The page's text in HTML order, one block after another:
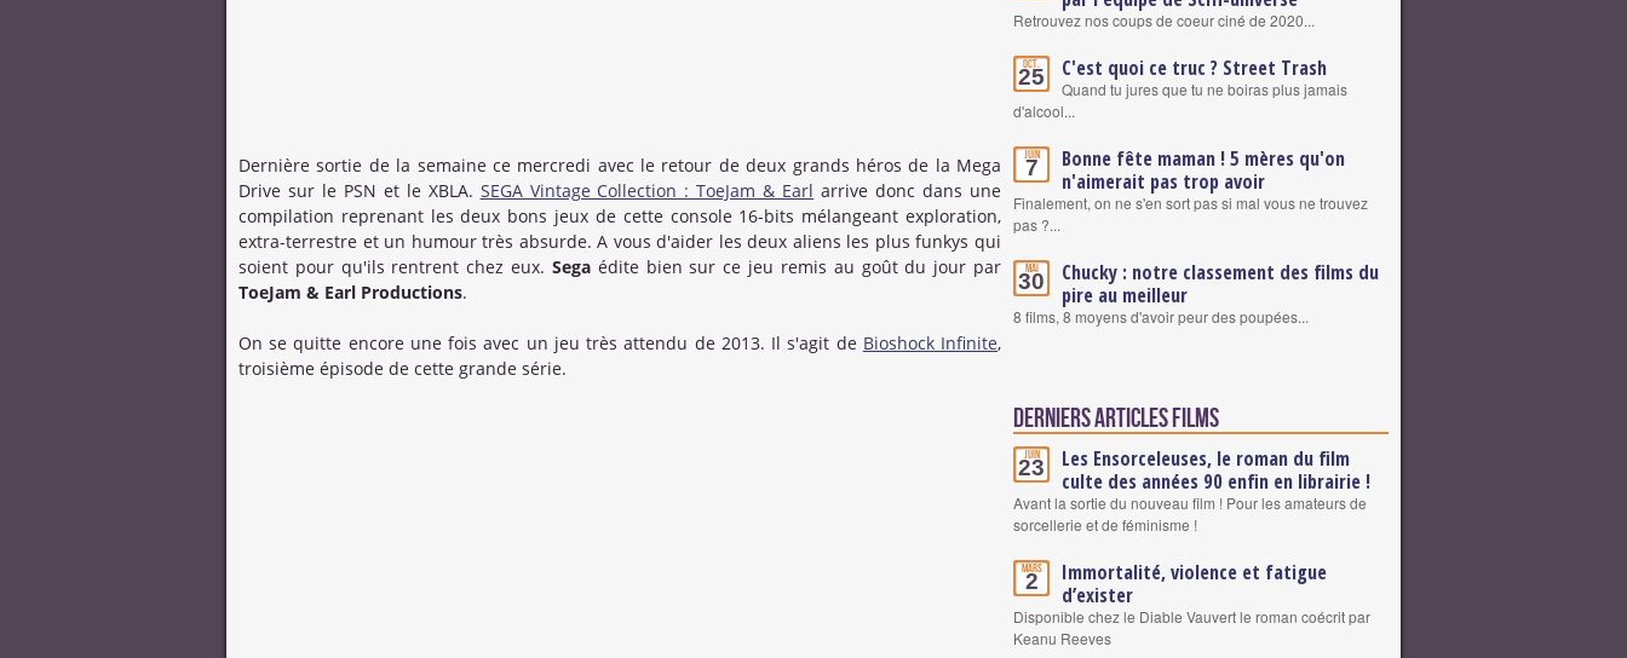
Dernière sortie de la semaine ce mercredi avec le retour de deux grands héros de la Mega
Drive sur le PSN et le XBLA. SEGA Vintage Collection : ToeJam & Earl arrive donc dans une
compilation reprenant les deux bons jeux de cette console 16-bits mélangeant exploration,
extra-terrestre et un humour très absurde. A vous d'aider les deux aliens les plus funkys qui
soient pour qu'ils rentrent chez eux. Segaédite bien sur ce jeu remis au goût du jour par
ToeJam & Earl Productions.
On se quitte encore une fois avec un jeu très attendu de 2013. Il s'agit de Bioshock Infinite,
troisième épisode de cette grande série.
Retrouvez nos coups de coeur ciné de 2020...
Oct.
25 C'est quoi ce truc ? Street Trash
Quand tu jures que tu ne boiras plus jamais
d'alcool...
Juin
7
Bonne fête maman ! 5 mères qu'on
n'aimerait pas trop avoir
Finalement, on ne s'en sort pas si mal vous ne trouvez
pas ?...
Mai
30
Chucky : notre classement des films du
pire au meilleur
8 films, 8 moyens d'avoir peur des poupées...
Derniers articles Films
Juin
23
Les Ensorceleuses, le roman du film
culte des années 90 enfin en librairie !
Avant la sortie du nouveau film ! Pour les amateurs de
sorcellerie et de féminisme !
Mars
2
Immortalité, violence et fatigue
d’exister
Disponible chez le Diable Vauvert le roman coécrit par
Keanu Reeves